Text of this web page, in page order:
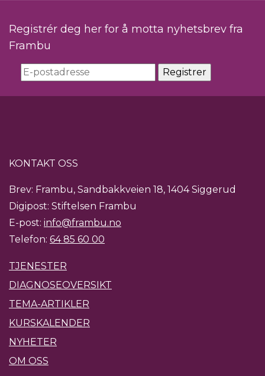
Registrér deg her for å motta nyhetsbrev fra
Frambu
KONTAKT OSS
Brev: Frambu, Sandbakkveien 18, 1404 Siggerud
Digipost: Stiftelsen Frambu
E-post: info@frambu.no
Telefon: 64 85 60 00
TJENESTER
DIAGNOSEOVERSIKT
TEMA-ARTIKLER
KURSKALENDER
NYHETER
OM OSS